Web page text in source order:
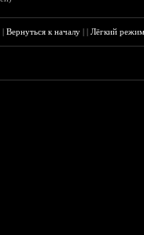
|Вернуться к началу ||Лёгкий